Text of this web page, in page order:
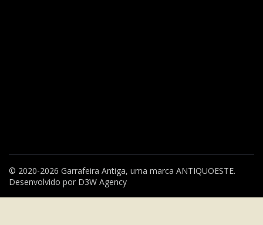
© 2020-2026 Garrafeira Antiga, uma marca ANTIQUOESTE.
Desenvolvido por D3W Agency